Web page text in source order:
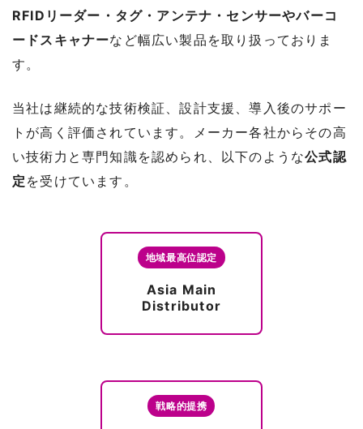
RFIDリーダー・タグ・アンテナ・センサーやバーコ
ードスキャナーなど幅広い製品を取り扱っておりま
す。
当社は継続的な技術検証、設計支援、導入後のサポー
トが高く評価されています。メーカー各社からその高
い技術力と専門知識を認められ、以下のような公式認
定 を受けています。
地域最高位認定
Asia Main
Distributor
戦略的提携